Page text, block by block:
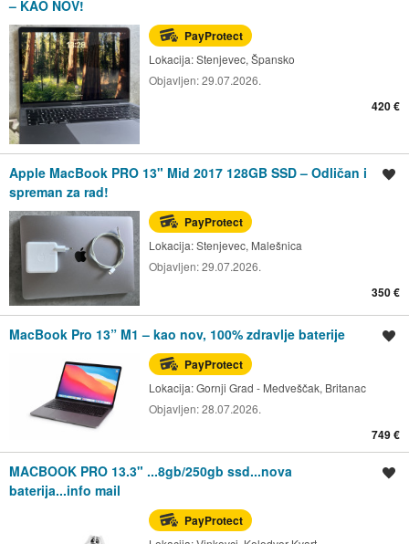
– KAO NOV!
PayProtect
Lokacija:Stenjevec, Špansko
Objavljen:29.07.2026.
420 €
Apple MacBook PRO 13" Mid 2017 128GB SSD – Odličan i
spreman za rad!
PayProtect
Lokacija:Stenjevec, Malešnica
Objavljen:29.07.2026.
350 €
MacBook Pro 13” M1 – kao nov, 100% zdravlje baterije
PayProtect
Lokacija:Gornji Grad - Medveščak, Britanac
Objavljen:28.07.2026.
749 €
MACBOOK PRO 13.3" ...8gb/250gb ssd...nova
baterija...info mail
PayProtect